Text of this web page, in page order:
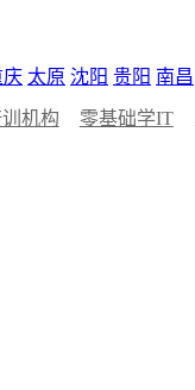
庆 太原 沈阳 贵阳 南昌
机构 零基础学IT